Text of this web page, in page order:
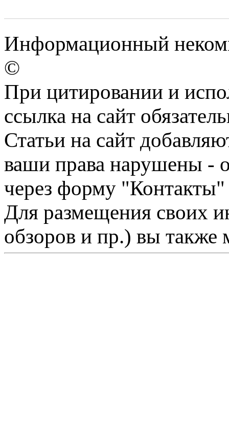
Информационный
©
При цитировании и
ссылка на сайт
Статьи на сайт
ваши права нарушены -
через форму "Контакты"
Для размещения своих
обзоров и пр.) вы также